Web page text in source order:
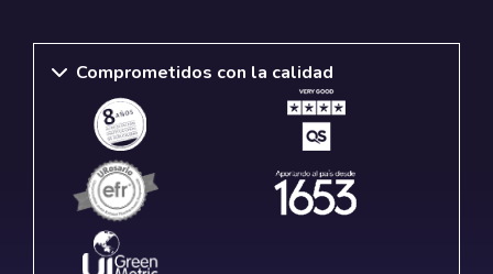
Comprometidos con la calidad